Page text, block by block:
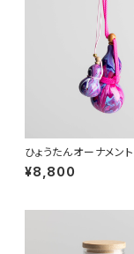
ひょうたんオーナメン
セット
¥8,800